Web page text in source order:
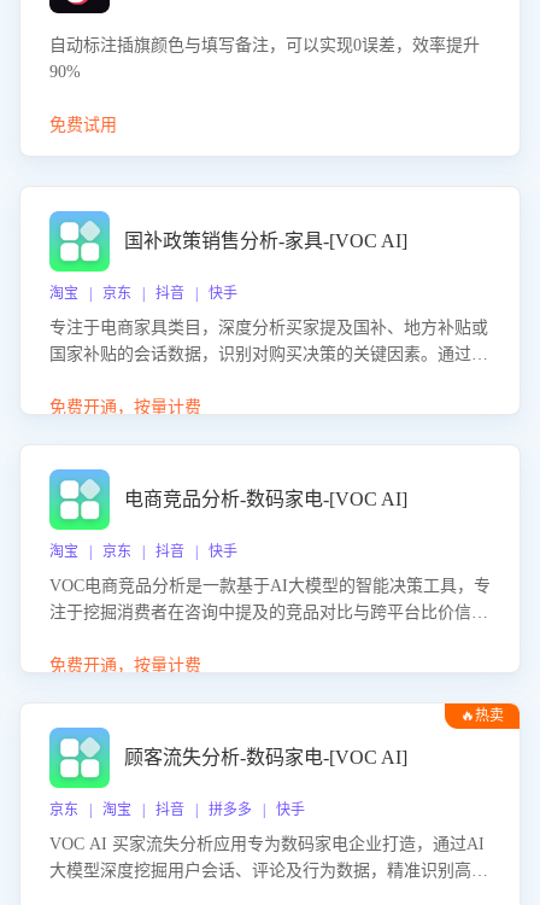
自动标注插旗颜色与填写备注，可以实现0误差，效率提升
90%
免费试用
国补政策销售分析-家具-[VOC AI]
淘宝 | 京东 | 抖音 | 快手
专注于电商家具类目，深度分析买家提及国补、地方补贴或
国家补贴的会话数据，识别对购买决策的关键因素。通过AI
化策略，助力商家利用国补政策提升GMV。
免费开通，按量计费
电商竞品分析-数码家电-[VOC AI]
淘宝 | 京东 | 抖音 | 快手
VOC电商竞品分析是一款基于AI大模型的智能决策工具，专
注于挖掘消费者在咨询中提及的竞品对比与跨平台比价信
商品信息，进行多维度交叉对比，并分析消费者的比价行
企业优化营销话术、突出产品与服务优势，有效提升咨询转
化率，避免陷入单纯价格竞争，实现精准扬长避短。
免费开通，按量计费
🔥热卖
顾客流失分析-数码家电-[VOC AI]
京东 | 淘宝 | 抖音 | 拼多多 | 快手
VOC AI 买家流失分析应用专为数码家电企业打造，通过AI
大模型深度挖掘用户会话、评论及行为数据，精准识别高流